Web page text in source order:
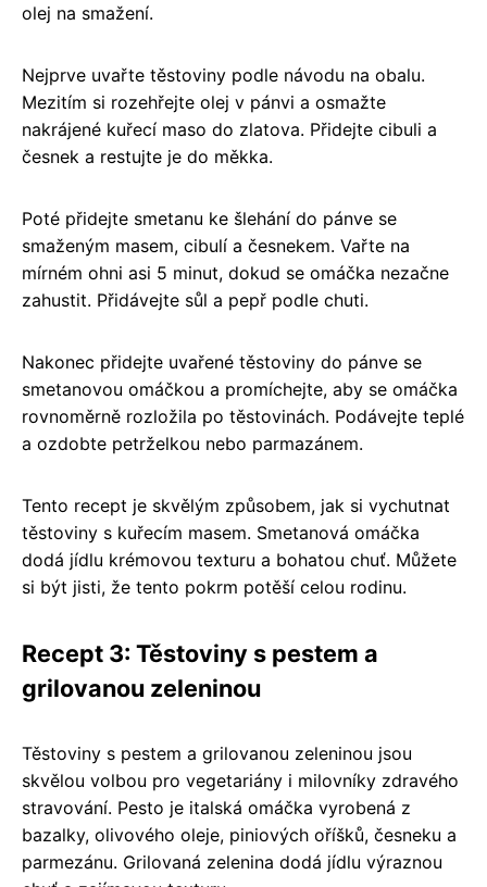
olej na smažení.
Nejprve uvařte těstoviny podle návodu na obalu.
Mezitím si rozehřejte olej v pánvi a osmažte
nakrájené kuřecí maso do zlatova. Přidejte cibuli a
česnek a restujte je do měkka.
Poté přidejte smetanu ke šlehání do pánve se
smaženým masem, cibulí a česnekem. Vařte na
mírném ohni asi 5 minut, dokud se omáčka nezačne
zahustit. Přidávejte sůl a pepř podle chuti.
Nakonec přidejte uvařené těstoviny do pánve se
smetanovou omáčkou a promíchejte, aby se omáčka
rovnoměrně rozložila po těstovinách. Podávejte teplé
a ozdobte petrželkou nebo parmazánem.
Tento recept je skvělým způsobem, jak si vychutnat
těstoviny s kuřecím masem. Smetanová omáčka
dodá jídlu krémovou texturu a bohatou chuť. Můžete
si být jisti, že tento pokrm potěší celou rodinu.
Recept 3: Těstoviny s pestem a
grilovanou zeleninou
Těstoviny s pestem a grilovanou zeleninou jsou
skvělou volbou pro vegetariány i milovníky zdravého
stravování. Pesto je italská omáčka vyrobená z
bazalky, olivového oleje, piniových oříšků, česneku a
parmezánu. Grilovaná zelenina dodá jídlu výraznou